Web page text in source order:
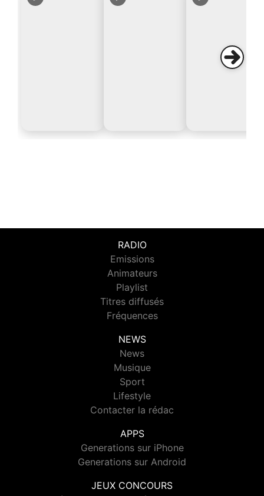
RADIO
Emissions
Animateurs
Playlist
Titres diffusés
Fréquences
NEWS
News
Musique
Sport
Lifestyle
Contacter la rédac
APPS
Generations sur iPhone
Generations sur Android
JEUX CONCOURS